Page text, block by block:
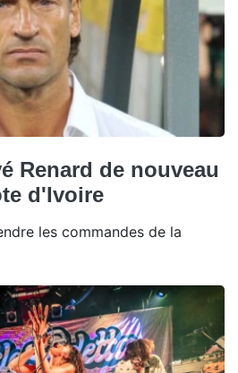
Renard de nouveau
d'Ivoire
les commandes de la